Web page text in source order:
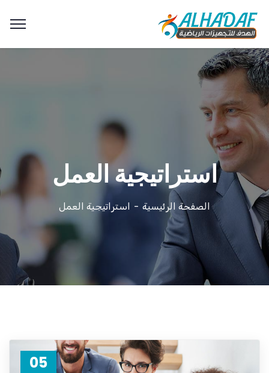
استراتيجية العمل
الصفحة الرئيسية استراتيجية العمل
05